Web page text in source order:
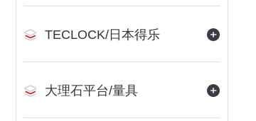
TECLOCK/日本得乐
大理石平台/量具